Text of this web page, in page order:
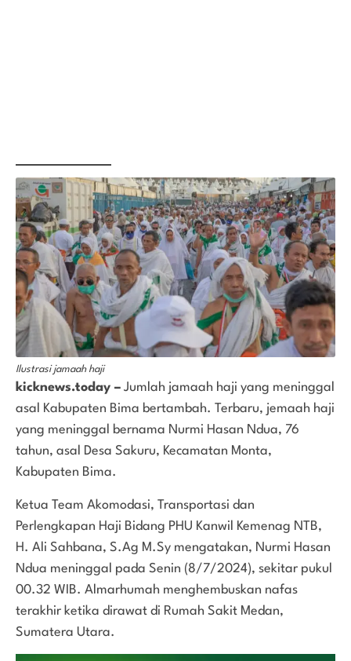
Ilustrasi jamaah haji
kicknews.today – Jumlah jamaah haji yang meninggal
asal Kabupaten Bima bertambah. Terbaru, jemaah haji
yang meninggal bernama Nurmi Hasan Ndua, 76
tahun, asal Desa Sakuru, Kecamatan Monta,
Kabupaten Bima.
Ketua Team Akomodasi, Transportasi dan
Perlengkapan Haji Bidang PHU Kanwil Kemenag NTB,
H. Ali Sahbana, S.Ag M.Sy mengatakan, Nurmi Hasan
Ndua meninggal pada Senin (8/7/2024), sekitar pukul
00.32 WIB. Almarhumah menghembuskan nafas
terakhir ketika dirawat di Rumah Sakit Medan,
Sumatera Utara.